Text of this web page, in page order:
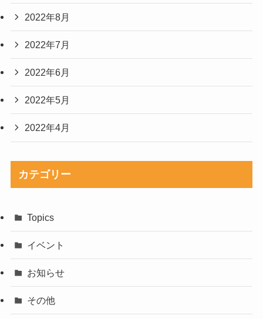
2022年8月
2022年7月
2022年6月
2022年5月
2022年4月
カテゴリー
Topics
イベント
お知らせ
その他